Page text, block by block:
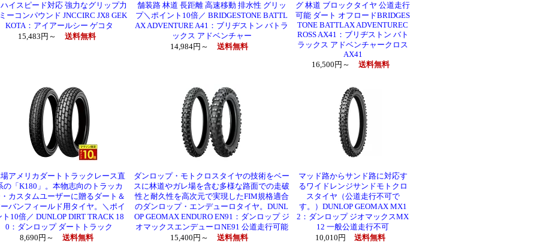
ハイスピード対応 強力なグリップ力
ーコンパウンド JNCCIRC JX8 GEK
KOTA：アイアールシー ゲコタ
15,483円～
送料無料
舗装路 林道 長距離 高速移動 排水性 グリッ
プ＼ポイント10倍／ BRIDGESTONE BATTL
AX ADVENTURE A41：ブリヂストン バトラ
ックス アドベンチャー
14,984円～
送料無料
グ 林道 ブロックタイヤ 公道走行
可能 ダート オフロードBRIDGES
TONE BATTLAX ADVENTUREC
ROSS AX41：ブリヂストン バト
ラックス アドベンチャークロス
AX41
16,500円～
送料無料
アメリカダートトラックレース直
の「K180」。本物志向のトラッカ
カスタムユーザーに贈るダート＆
バンフィールド用タイヤ。＼ポイ
ト10倍／ DUNLOP DIRT TRACK 18
0：ダンロップ ダートトラック
8,690円～
送料無料
ダンロップ・モトクロスタイヤの技術をベー
スに林道やガレ場を含む多様な路面での走破
性と耐久性を高次元で実現したFIM規格適合
のダンロップ・エンデューロタイヤ。DUNL
OP GEOMAX ENDURO EN91：ダンロップ ジ
オマックスエンデューロNE91 公道走行可能
15,400円～
送料無料
マッド路からサンド路に対応す
るワイドレンジサンドモトクロ
スタイヤ（公道走行不可で
す。）DUNLOP GEOMAX MX1
2：ダンロップ ジオマックスMX
12 一般公道走行不可
10,010円
送料無料